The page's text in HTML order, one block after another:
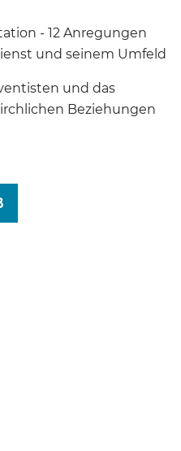
- 12 Anregungen
und seinem Umfeld
und das
Beziehungen